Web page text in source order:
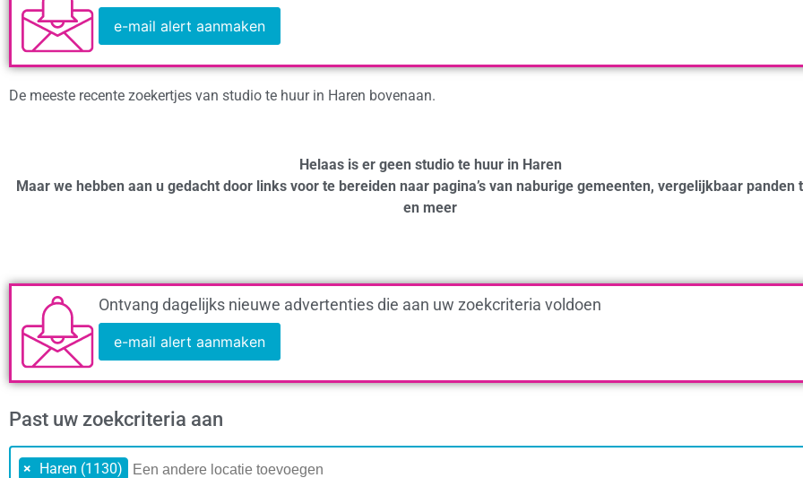
e-mail alert aanmaken
De meeste recente zoekertjes van studio te huur in Haren bovenaan.
Helaas is er geen studio te huur in Haren
Maar we hebben aan u gedacht door links voor te bereiden naar pagina’s van naburige gemeenten, vergelijkbaar panden
en meer
Ontvang dagelijks nieuwe advertenties die aan uw zoekcriteria voldoen
e-mail alert aanmaken
Past uw zoekcriteria aan
× Haren (1130)